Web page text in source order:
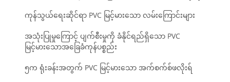
ကုန်သွယ်ရေးဆိုင်ရာ PVC မြင့်မားသော လမ်းကြောင်းများ
အသုံးပြုမှုကြောင့် ပျက်စီးမှုကို ခံနိုင်ရည်ရှိသော PVC
မြင့်မားသောအခြေခံကုန်ပစ္စည်း
၅က ရုံးခန်းအတွက် PVC မြင့်မားသော အက်စက်စ်ဖလိုးရ်